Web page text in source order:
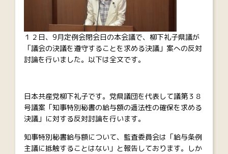
１２日、9月定例会閉会日の本会議で、柳下礼子県議が
「議会の決議を遵守することを求める決議」案への反対
討論を行いました。以下は全文です。
日本共産党柳下礼子です。党県議団を代表して議第３８
号議案「知事特別秘書の給与額の適法性の確保を求める
決議」に対する反対討論を行います。
知事特別秘書給与額について、監査委員会は「給与条例
主議に抵触することはない」と報告しております。しか